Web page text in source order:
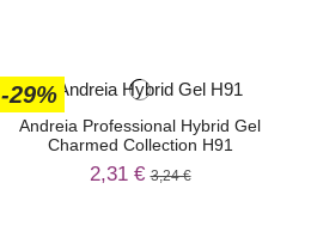
-29%
Andreia Professional Hybrid Gel
Charmed Collection H91
2,31 €3,24 €